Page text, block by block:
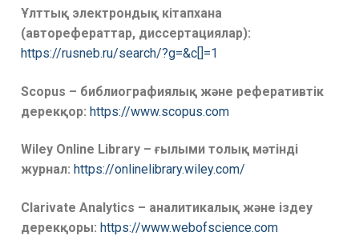
Ұлттық электрондық кітапхана
(авторефераттар, диссертациялар):
https://rusneb.ru/search/?g=&c[]=1
Scopus – библиографиялық және реферативтік
дерекқор: https://www.scopus.com
Wiley Online Library – ғылыми толық мәтінді
журнал: https://onlinelibrary.wiley.com/
Clarivate Analytics – аналитикалық және іздеу
дерекқоры: https://www.webofscience.com